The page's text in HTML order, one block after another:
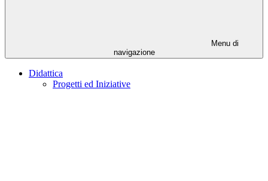
Menu di
navigazione
Didattica
Progetti ed Iniziative